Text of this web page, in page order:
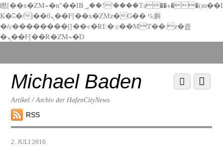
矁[��x�ZM~�n"��IB؃��!'����Тѕ��+��(m��I
K�ʭ�/|��ϐܢ��F[��x�ZMz�G�� %嬩
�/c��������[[��<�RI:�:c��MΎ��:z�졾
�ܢ��F[��R�ZM~�D
down
contentMichael Baden
Artikel / Archiv der HafenCityNews
RSS
Menu
Scroll
down
2. JULI 2010